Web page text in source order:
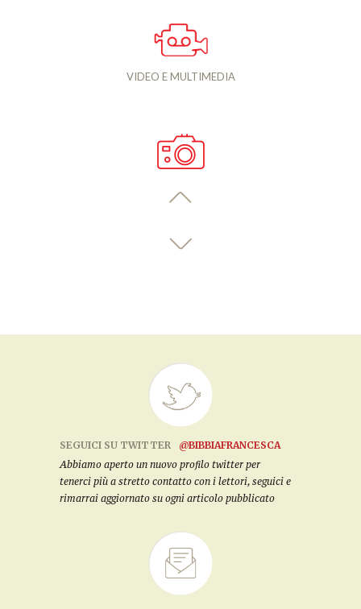
VIDEO E MULTIMEDIA
SEGUICI SU TWITTER
@BIBBIAFRANCESCA
Abbiamo aperto un nuovo profilo twitter per
tenerci più a stretto contatto con i lettori, seguici e
rimarrai aggiornato su ogni articolo pubblicato